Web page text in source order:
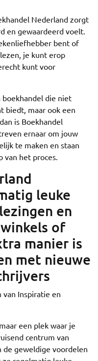
Nederland zorgt
en gewaardeerd voelt.
bent of
je kunt erop
kunt voor
boekhandel die niet
biedt, maar ook een
is Boekhandel
ernaar om jouw
te maken en staan
van het proces.
leuke
en
of
manier is
met nieuwe
van Inspiratie en
een plek waar je
centrum van
de geweldige voordelen